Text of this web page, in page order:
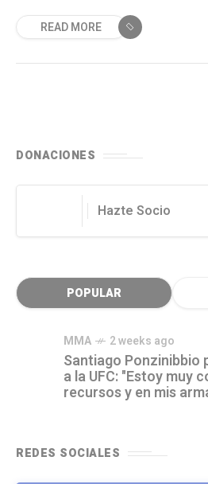
creativas.
READ MORE
DONACIONES
Hazte Socio
POPULAR
MMA 2 weeks ago
Santiago Ponzinibbio
a la UFC: "Estoy muy
recursos y en mis
REDES SOCIALES